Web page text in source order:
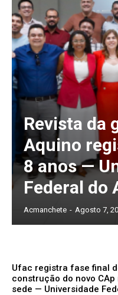
Revista da
Aquino
8 anos —
Federal do
Acmanchete - Agosto 7,
Ufac registra fase final
construção do novo
sede — Universidade